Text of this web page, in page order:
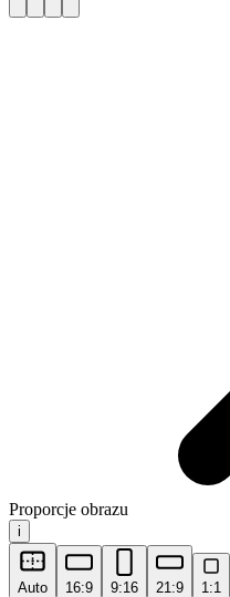
Proporcje obrazu
i
Auto 16:9 9:16 21:9 1:1